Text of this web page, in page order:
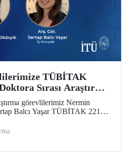
TÜBİTAK
Sırası Araştırma
görevlilerimiz Nermin
Balcı Yaşar TÜBİTAK 2214-